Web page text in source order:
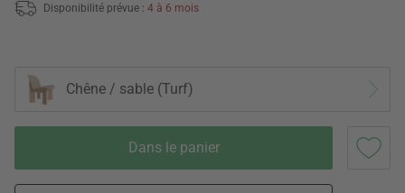
Disponibilité prévue : 4 à 6 mois
Chêne / sable (Turf)
Dans le panier